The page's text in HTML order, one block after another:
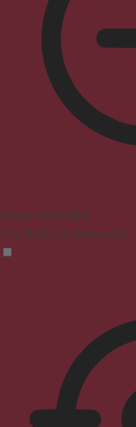
Seizure Safe Profile
Clear flashes & reduces color